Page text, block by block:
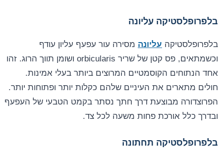
בלפרופלסטיקה עליונה
בלפרופלסטיקה עליונה מסירה עור עפעף עליון עודף
וכשמתאים, פס קטן של שריר orbicularis ושומן תווך הרוג. זהו
אחד הנתוחים הקוסמטיים המרוצים ביותר בעלי אמינות.
חולים מתארים את העיניים שלהם כקלות יותר ופתוחות יותר.
הפרוצדורה מבוצעת דרך חתך נסתר בקמט הטבעי של העפעף
ובדרך כלל אורכת פחות משעה לכל צד.
בלפרופלסטיקה תחתונה